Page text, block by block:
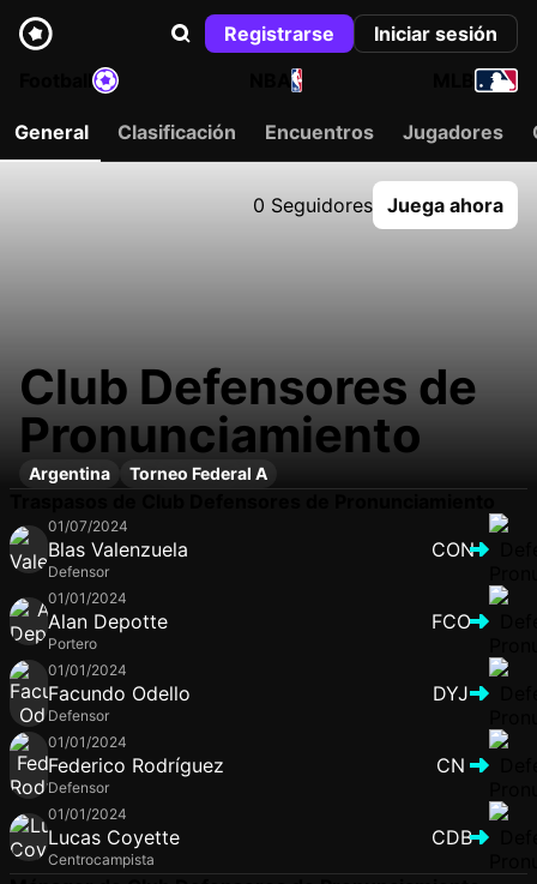
Registrarse
Iniciar sesión
NBA
General Clasificación Encuentros Jugadores
0 Seguidores Juega ahora
Club Defensores de
Pronunciamiento
Argentina Torneo Federal A
01/07/2024
Blas Valenzuela
Defensor
CON
01/01/2024
Alan Depotte
Portero
FCO
01/01/2024
Facundo Odello
Defensor
DYJ
01/01/2024
Federico Rodríguez
Defensor
CN
01/01/2024
Lucas Coyette
Centrocampista
CDB